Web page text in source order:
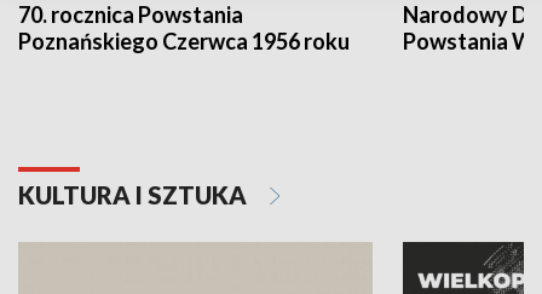
70. rocznica Powstania
Poznańskiego Czerwca 1956 roku
Narodowy
Powstania
KULTURA I SZTUKA